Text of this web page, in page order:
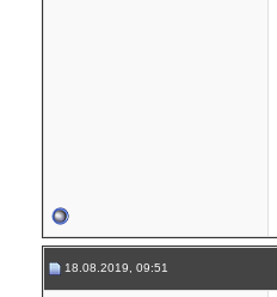
18.08.2019, 09:51